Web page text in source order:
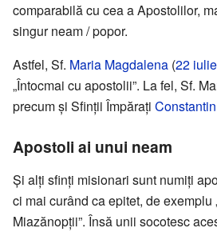
comparabilă cu cea a Apostolilor,
singur neam / popor.
Astfel, Sf. Maria Magdalena (22 iulie
„Întocmai cu apostolii”. La fel, Sf.
precum și Sfinții Împărați Constantin
Apostoli ai unui neam
Și alți sfinți misionari sunt numiți
ci mai curând ca epitet, de exemplu
Miazănopții”. Însă unii socotesc